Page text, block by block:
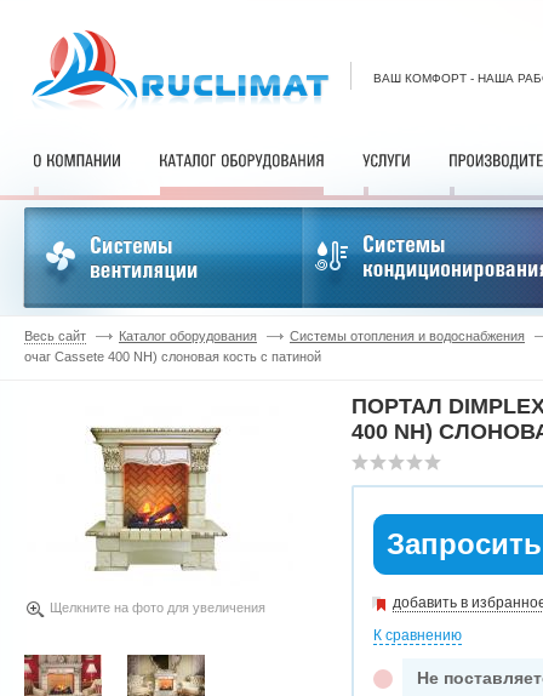
ВАШ КОМФОРТ - НАША
Весь сайт Каталог оборудования
Системы отопления и водоснабжения
очаг Cassete 400 NH) слоновая кость с патиной
Щелкните на фото для увеличения
ПОРТАЛ
400 NH)
добавить в
К сравнению
Не